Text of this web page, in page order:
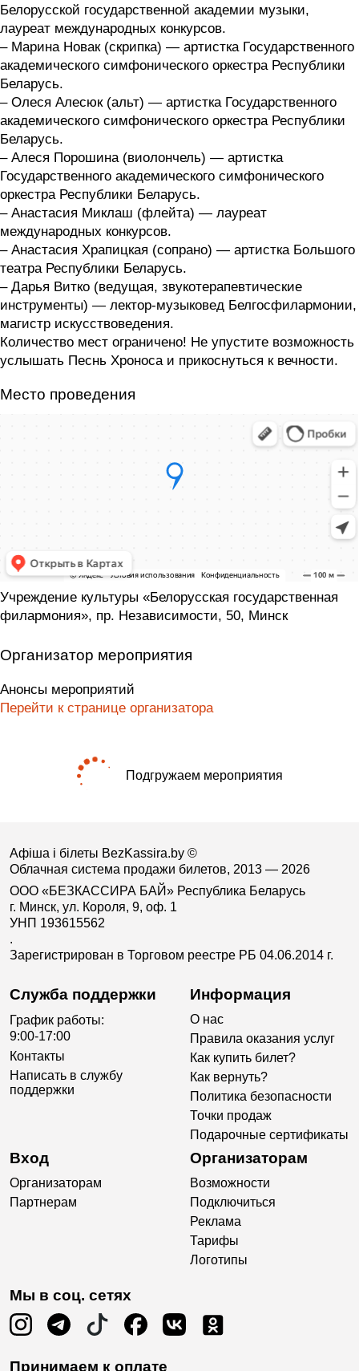
Белорусской государственной академии музыки,
лауреат международных конкурсов.
– Марина Новак (скрипка) — артистка Государственного
академического симфонического оркестра Республики
Беларусь.
– Олеся Алесюк (альт) — артистка Государственного
академического симфонического оркестра Республики
Беларусь.
– Алеся Порошина (виолончель) — артистка
Государственного академического симфонического
оркестра Республики Беларусь.
– Анастасия Миклаш (флейта) — лауреат
международных конкурсов.
– Анастасия Храпицкая (сопрано) — артистка Большого
театра Республики Беларусь.
– Дарья Витко (ведущая, звукотерапевтические
инструменты) — лектор-музыковед Белгосфилармонии,
магистр искусствоведения.
Количество мест ограничено! Не упустите возможность
услышать Песнь Хроноса и прикоснуться к вечности.
Место проведения
Учреждение культуры «Белорусская государственная
филармония», пр. Независимости, 50, Минск
Организатор мероприятия
Анонсы мероприятий
Перейти к странице организатора
Подгружаем мероприятия
Афіша і білеты BezKassira.by ©
Облачная система продажи билетов, 2013 — 2026
ООО «БЕЗКАССИРА БАЙ» Республика Беларусь
г. Минск, ул. Короля, 9, оф. 1
УНП 193615562
.
Зарегистрирован в Торговом реестре РБ 04.06.2014 г.
Служба поддержки
График работы:
9:00-17:00
Контакты
Написать в службу
поддержки
Информация
О нас
Правила оказания услуг
Как купить билет?
Как вернуть?
Политика безопасности
Точки продаж
Подарочные сертификаты
Вход
Организаторам
Партнерам
Организаторам
Возможности
Подключиться
Реклама
Тарифы
Логотипы
Мы в соц. сетях
Принимаем к оплате